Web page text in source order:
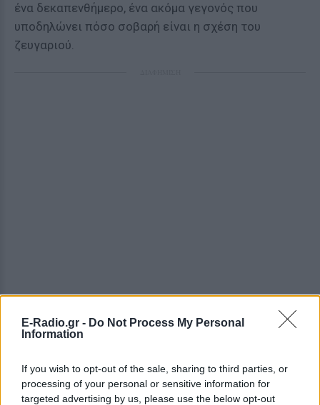
E-Radio.gr - Do Not Process My Personal
Information
If you wish to opt-out of the sale, sharing to third parties, or
processing of your personal or sensitive information for
targeted advertising by us, please use the below opt-out
ένα δεκαπενθήμερο, ένα ακόμα γεγονός που
υποδηλώνει πόσο σοβαρή είναι η σχέση του
ζευγαριού.